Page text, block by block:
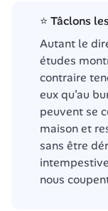
⭐ Tâclons
Autant le
études
contraire
eux qu’au
peuvent se
maison et
sans être
nous